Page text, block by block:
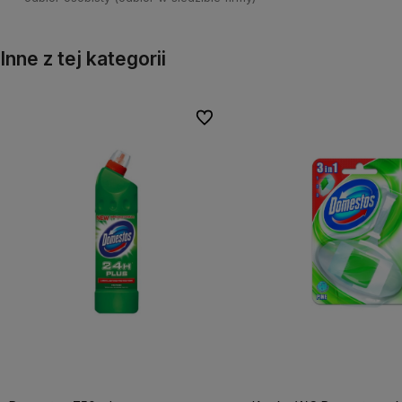
Inne z tej kategorii
Do ulubionych
Do ulubionych